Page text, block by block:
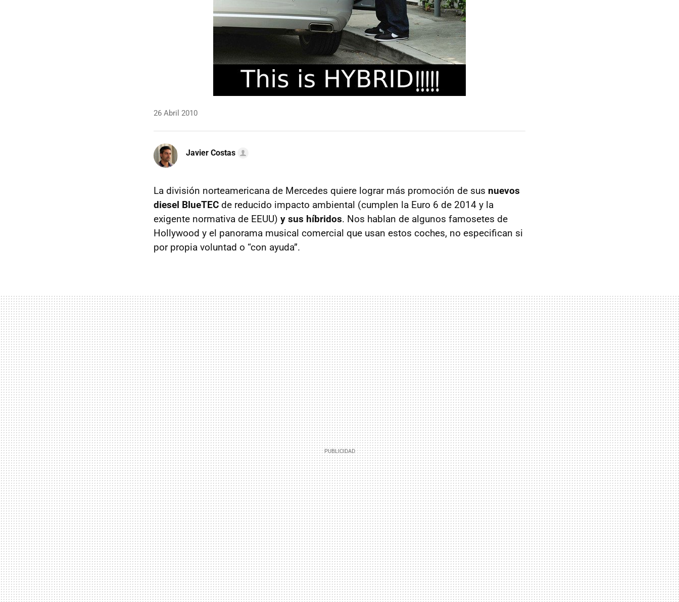
26 Abril 2010
Javier Costas
La división norteamericana de Mercedes quiere lograr más promoción de sus nuevos
diesel BlueTEC de reducido impacto ambiental (cumplen la Euro 6 de 2014 y la
exigente normativa de EEUU) y sus híbridos. Nos hablan de algunos famosetes de
Hollywood y el panorama musical comercial que usan estos coches, no especifican si
por propia voluntad o “con ayuda”.